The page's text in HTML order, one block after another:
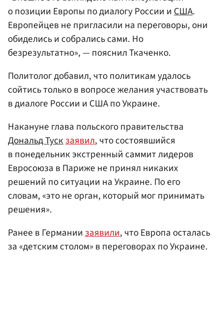
о позиции Европы по диалогу России и США.
Европейцев не пригласили на переговоры, они
обиделись и собрались сами. Но
безрезультатно», — пояснил Ткаченко.
Политолог добавил, что политикам удалось
сойтись только в вопросе желания участвовать
в диалоге России и США по Украине.
Накануне глава польского правительства
Дональд Тускзаявил, что состоявшийся
в понедельник экстренный саммит лидеров
Евросоюза в Париже не принял никаких
решений по ситуации на Украине. По его
словам, «это не орган, который мог принимать
решения».
Ранее в Германиизаявили, что Европа осталась
за «детским столом» в переговорах по Украине.